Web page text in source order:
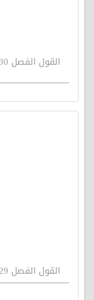
القول الفصل 530 - الاستفتاء العام في فلسطين
القول الفصل 529 - الوحدة مبدأ إسلامي